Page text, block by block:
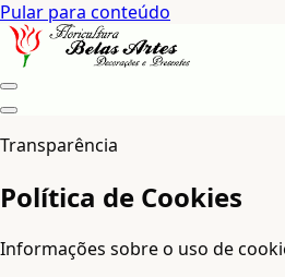
Pular para conteúdo
Transparência
Política de Cookies
Informações sobre o uso de